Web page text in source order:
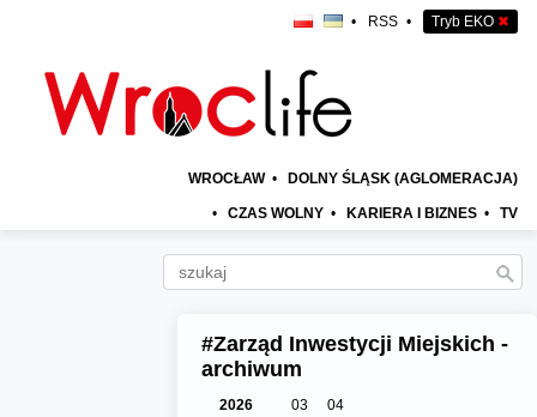
• RSS • Tryb EKO ✖
WROCŁAW • DOLNY ŚLĄSK (AGLOMERACJA)
• CZAS WOLNY • KARIERA I BIZNES • TV
#Zarząd Inwestycji Miejskich -
archiwum
2026 03
04